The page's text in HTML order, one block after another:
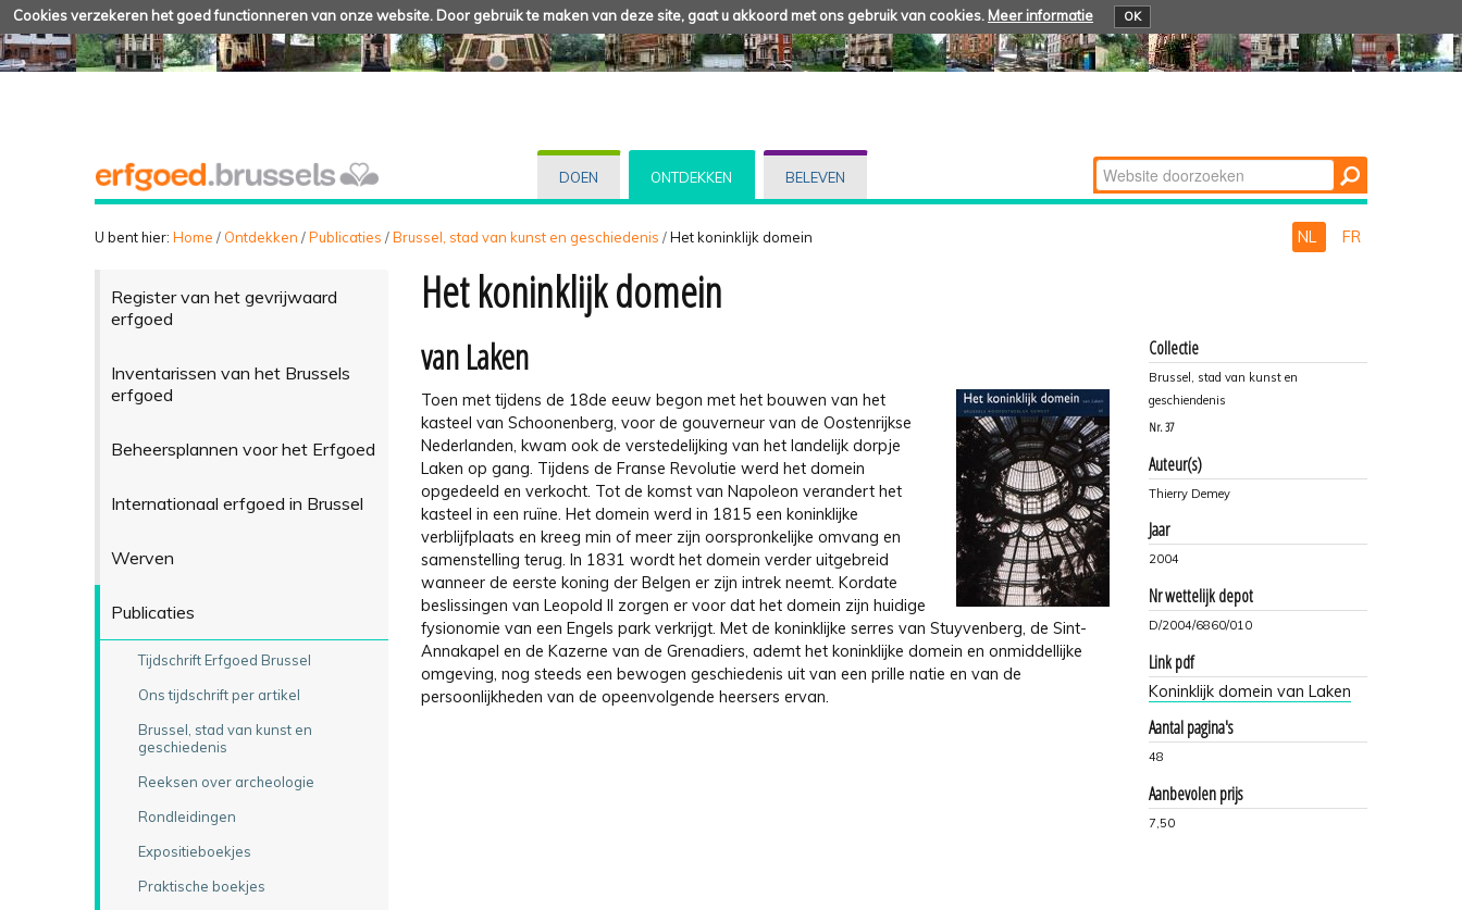
Cookies verzekeren het goed functionneren van onze website. Door gebruik te maken van deze site, gaat u akkoord met ons gebruik van cookies. Meer informatie OK
DOEN ONTDEKKEN BELEVEN Zoek
Geavanceerd
U bent hier: Home / Ontdekken /Publicaties /Brussel, stad van kunst en geschiedenis /Het koninklijk domein NL FR
Register van het gevrijwaard
erfgoed
Inventarissen van het Brussels
erfgoed
Beheersplannen voor het Erfgoed
Internationaal erfgoed in Brussel
Werven
Publicaties
Tijdschrift Erfgoed Brussel
Ons tijdschrift per artikel
Brussel, stad van kunst en
geschiedenis
Reeksen over archeologie
Rondleidingen
Expositieboekjes
Praktische boekjes
Het koninklijk domein
van Laken
Toen met tijdens de 18de eeuw begon met het bouwen van het
kasteel van Schoonenberg, voor de gouverneur van de Oostenrijkse
Nederlanden, kwam ook de verstedelijking van het landelijk dorpje
Laken op gang. Tijdens de Franse Revolutie werd het domein
opgedeeld en verkocht. Tot de komst van Napoleon verandert het
kasteel in een ruïne. Het domein werd in 1815 een koninklijke
verblijfplaats en kreeg min of meer zijn oorspronkelijke omvang en
samenstelling terug. In 1831 wordt het domein verder uitgebreid
wanneer de eerste koning der Belgen er zijn intrek neemt. Kordate
beslissingen van Leopold II zorgen er voor dat het domein zijn huidige
fysionomie van een Engels park verkrijgt. Met de koninklijke serres van Stuyvenberg, de Sint-
Annakapel en de Kazerne van de Grenadiers, ademt het koninklijke domein en onmiddellijke
omgeving, nog steeds een bewogen geschiedenis uit van een prille natie en van de
persoonlijkheden van de opeenvolgende heersers ervan.
Collectie
Brussel, stad van kunst en
geschiendenis
Nr. 37
Auteur(s)
Thierry Demey
Jaar
2004
Nr wettelijk depot
D/2004/6860/010
Link pdf
Koninklijk domein van Laken
Aantal pagina's
48
Aanbevolen prijs
7,50